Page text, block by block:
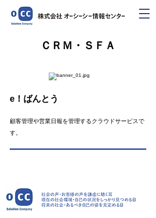
ＣＲＭ・ＳＦＡ
e！ばんとう
顧客管理や営業日報を管理するクラウドサービスで
す。